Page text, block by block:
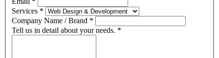
Services *
Company Name / Brand *
Tell us in detail about your needs. *